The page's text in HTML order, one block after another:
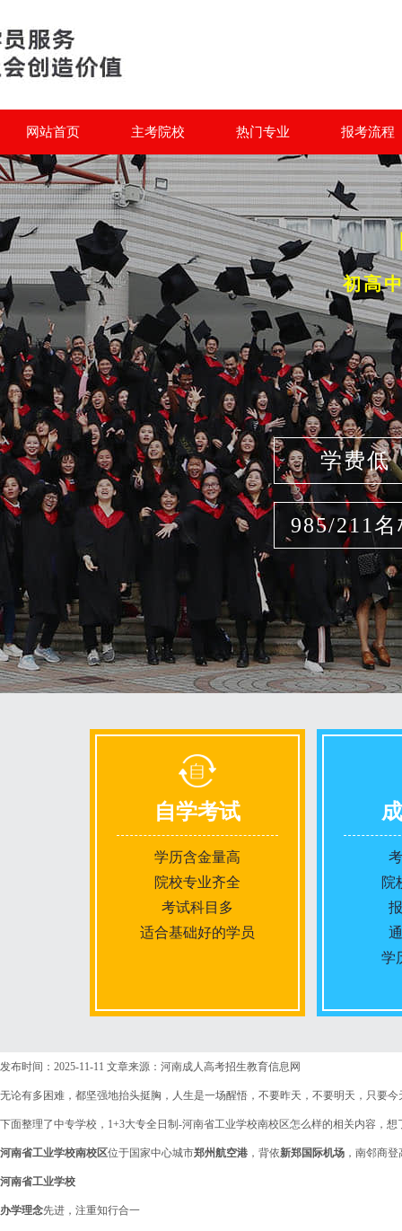
网站首页 主考院校 热门专业 报考流程
初高
学费低
985/211名
自学考试
学历含金量高
院校专业齐全
考试科目多
适合基础好的学员
报名条件
入学考试
院
学
发布时间：2025-11-11 文章来源：河南成人高考招生教育信息网
无论有多困难，都坚强地抬头挺胸，人生是一场醒悟，不要昨天，不要明天，只要今
下面整理了中专学校，1+3大专全日制-河南省工业学校南校区怎么样的相关内容，
河南省工业学校南校区位于国家中心城市郑州航空港 ，背依新郑国际机场 ，南邻商
河南省工业学校
办学理念先进，注重知行合一